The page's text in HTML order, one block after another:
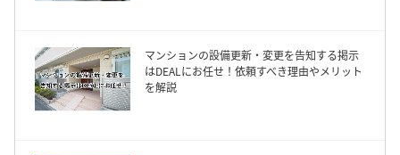
マンションの設備更新・変更を告知する掲示
はDEALにお任せ！依頼すべき理由やメリット
を解説